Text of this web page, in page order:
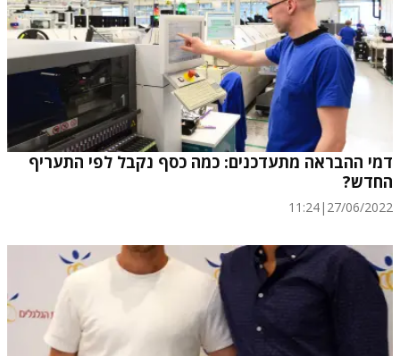
דמי ההבראה מתעדכנים: כמה כסף נקבל לפי התעריף
החדש?
27/06/2022
|
11:24